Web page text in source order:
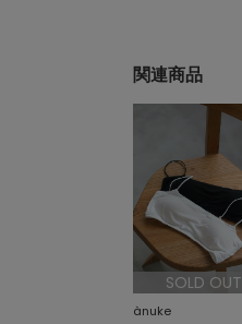
関連商品
SOLD OUT
ànuke